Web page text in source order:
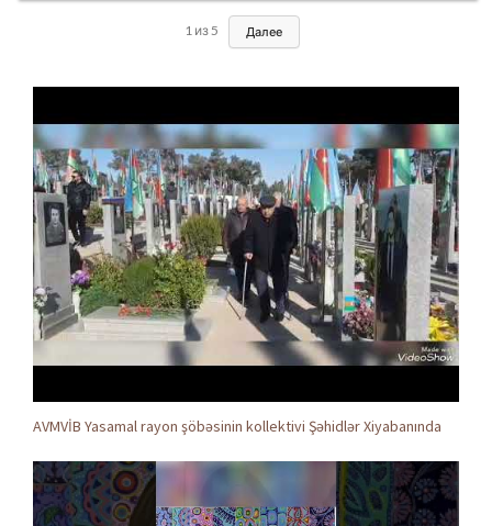
1 из5 Далее
AVMVİB Yasamal rayon şöbəsinin kollektivi Şəhidlər Xiyabanında